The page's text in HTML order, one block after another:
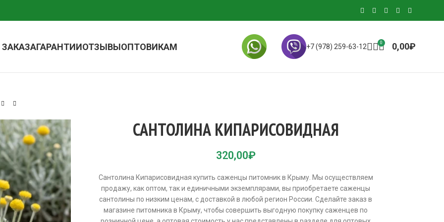
ГАРАНТИИОТЗЫВЫОПТОВИКАМ +7 (978) 259-63-12 0 0,00₽
САНТОЛИНА КИПАРИСОВИДНАЯ
320,00₽
Сантолина Кипарисовидная купить саженцы питомник в Крыму. Мы осуществляем
продажу, как оптом, так и единичными экземплярами, вы приобретаете саженцы
сантолины по низким ценам, с доставкой в любой регион России. Сделайте заказ в
магазине питомника в Крыму, чтобы совершить выгодную покупку саженцев по